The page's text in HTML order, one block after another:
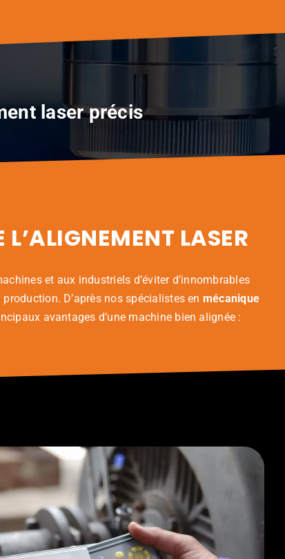
laser précis
L’ALIGNEMENT LASER
et aux industriels d’éviter d’innombrables
D’après nos spécialistes en mécanique
avantages d’une machine bien alignée :